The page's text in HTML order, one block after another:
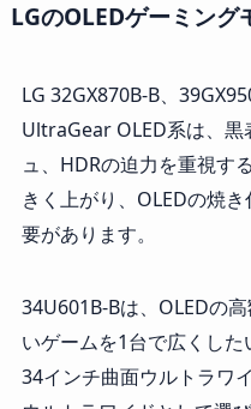
LGのOLEDゲーミング
LG 32GX870B-B、
UltraGear OLED系は、
ュ、HDRの迫力を重視す
きく上がり、OLEDの焼
要があります。
34U601B-Bは、OLEDの
いゲームを1台で広くし
34インチ曲面ウルトラワ